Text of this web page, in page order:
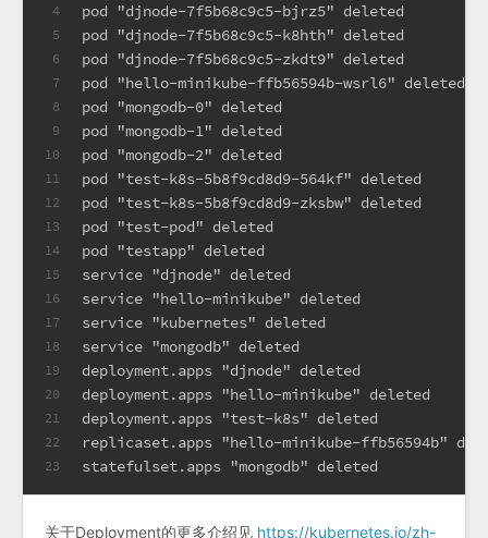
4
5
6
7
8
9
10
11
12
13
14
15
16
17
18
19
20
21
22
23
pod "djnode-7f5b68c9c5-bjrz5" deleted
pod "djnode-7f5b68c9c5-k8hth" deleted
pod "djnode-7f5b68c9c5-zkdt9" deleted
pod "hello-minikube-ffb56594b-wsrl6" deleted
pod "mongodb-0" deleted
pod "mongodb-1" deleted
pod "mongodb-2" deleted
pod "test-k8s-5b8f9cd8d9-564kf" deleted
pod "test-k8s-5b8f9cd8d9-zksbw" deleted
pod "test-pod" deleted
pod "testapp" deleted
service "djnode" deleted
service "hello-minikube" deleted
service "kubernetes" deleted
service "mongodb" deleted
deployment.apps "djnode" deleted
deployment.apps "hello-minikube" deleted
deployment.apps "test-k8s" deleted
replicaset.apps "hello-minikube-ffb56594b"
statefulset.apps "mongodb" deleted
关于Deployment的更多介绍见 https://kubernetes.io/zh-